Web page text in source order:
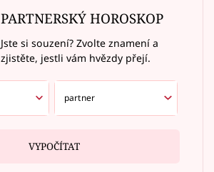
PARTNERSKÝ HOROSKOP
Jste si souzení? Zvolte znamení a
zjistěte, jestli vám hvězdy přejí.
VYPOČÍTAT